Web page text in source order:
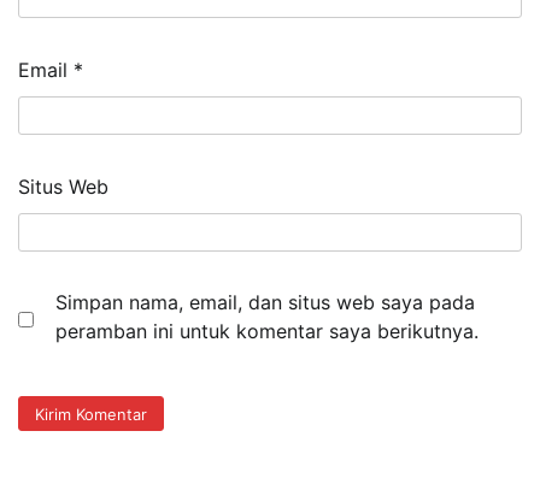
Email *
Situs Web
Simpan nama, email, dan situs web saya pada
peramban ini untuk komentar saya berikutnya.